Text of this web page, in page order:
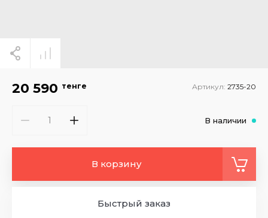
20 590 тенге Артикул: 2735-20
В наличии
В корзину
Быстрый заказ